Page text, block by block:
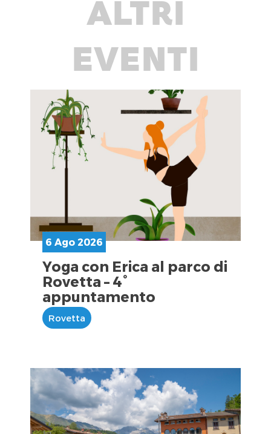
ALTRI
EVENTI
6 Ago 2026
Yoga con Erica al parco di
Rovetta – 4°
appuntamento
Rovetta